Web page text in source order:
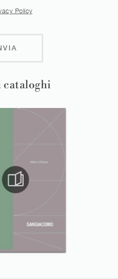
cataloghi
Policy